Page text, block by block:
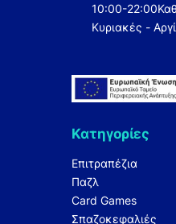
10:00-22:00
Κυριακές -
Κατηγορίες
Επιτραπέζια
Παζλ
Card Games
Σπαζοκεφαλιές